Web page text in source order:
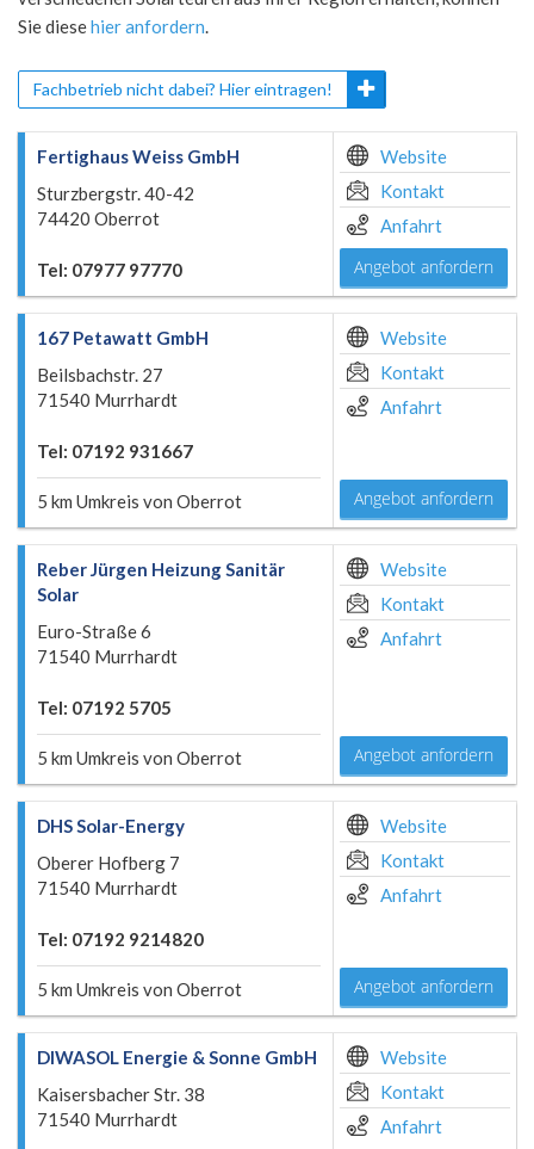
Sie diesehier anfordern.
Fachbetrieb nicht dabei? Hier eintragen!
Fertighaus Weiss GmbH
Sturzbergstr. 40-42
74420 Oberrot
Tel: 07977 97770
Website
Kontakt
Anfahrt
Angebot anfordern
167 Petawatt GmbH
Beilsbachstr. 27
71540 Murrhardt
Tel: 07192 931667
5 km Umkreis von Oberrot
Website
Kontakt
Anfahrt
Angebot anfordern
Reber Jürgen Heizung Sanitär
Solar
Euro-Straße 6
71540 Murrhardt
Tel: 07192 5705
5 km Umkreis von Oberrot
Website
Kontakt
Anfahrt
Angebot anfordern
DHS Solar-Energy
Oberer Hofberg 7
71540 Murrhardt
Tel: 07192 9214820
5 km Umkreis von Oberrot
Website
Kontakt
Anfahrt
Angebot anfordern
DIWASOL Energie & Sonne GmbH
Kaisersbacher Str. 38
71540 Murrhardt
Website
Kontakt
Anfahrt